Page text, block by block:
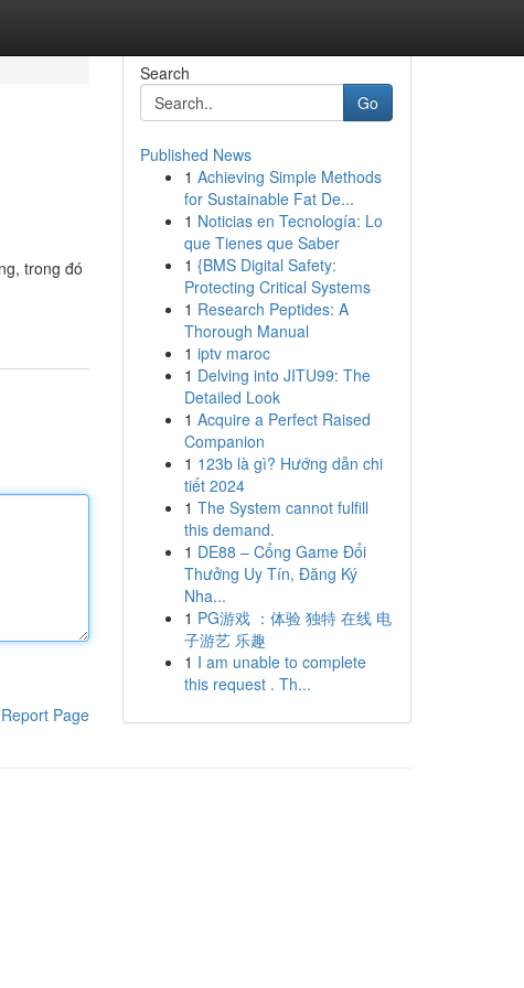
trong đó
Report Page
Search
Go
Published News
1 Achieving Simple Methods
for Sustainable Fat De...
1 Noticias en Tecnología: Lo
que Tienes que Saber
1 {BMS Digital Safety:
Protecting Critical Systems
1 Research Peptides: A
Thorough Manual
1 iptv maroc
1 Delving into JITU99: The
Detailed Look
1 Acquire a Perfect Raised
Companion
1 123b là gì? Hướng dẫn chi
tiết 2024
1 The System cannot fulfill
this demand.
1 DE88 – Cổng Game Đổi
Thưởng Uy Tín, Đăng Ký
Nha...
1 PG游戏 ：体验 独特 在线 电
子游艺 乐趣
1 I am unable to complete
this request . Th...